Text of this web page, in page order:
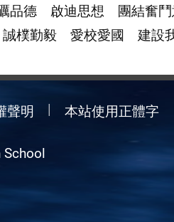
品德 啟迪思想 團結奮鬥
誠樸勤毅 愛校愛國 建設
聲明 本站使用正體字